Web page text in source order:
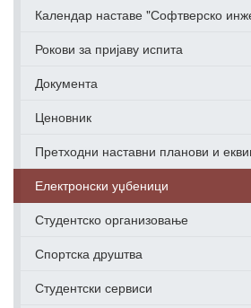
Календар наставе "Софтверско
Рокови за пријаву испита
Документа
Ценовник
Претходни наставни планови и
Електронски уџбеници
Студентско организовање
Спортска друштва
Студентски сервиси